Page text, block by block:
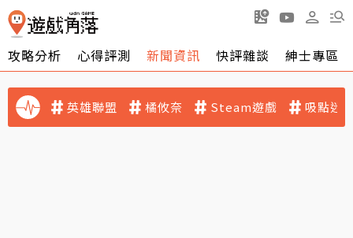
攻略分析 心得評測 新聞資訊 快評雜談 紳士專區
英雄聯盟 橘攸奈 Steam遊戲 吸點迷